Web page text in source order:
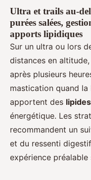
Ultra et trails au-
purées salées,
apports lipidiques
Sur un ultra ou lors
distances en
après plusieurs
mastication quand
apportent des lipides
énergétique. Les
recommandent un
et du ressenti
expérience préalable